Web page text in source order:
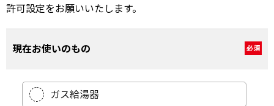
許可設定をお願いいたします。
現在お使いのもの 必須
ガス給湯器